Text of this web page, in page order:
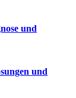
und
und